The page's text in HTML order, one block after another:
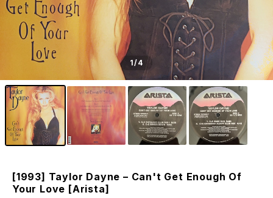
1/4
[1993] Taylor Dayne – Can't Get Enough Of
Your Love [Arista]